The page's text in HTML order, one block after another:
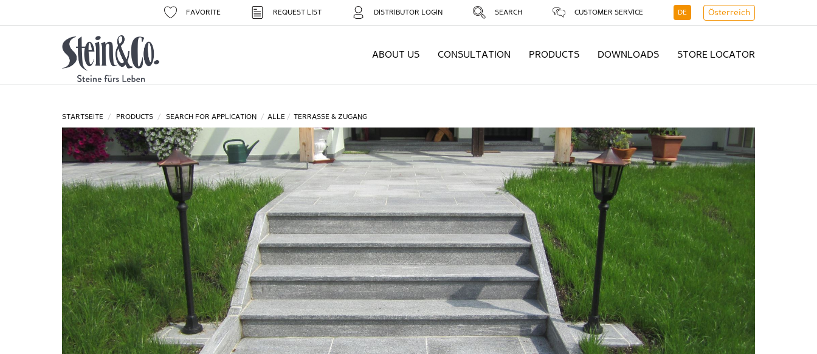
FAVORITE REQUEST LIST DISTRIBUTOR LOGIN SEARCH CUSTOMER SERVICE DE Österreich
ABOUT US CONSULTATION PRODUCTS DOWNLOADS STORE LOCATOR
STARTSEITE PRODUCTS SEARCH FOR APPLICATION ALLE TERRASSE & ZUGANG